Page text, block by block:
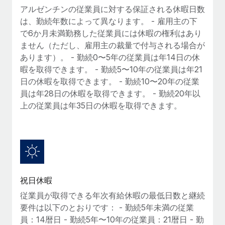
Compliance Watchtower
コンプライアンスリスクを先回りして対応
デバイス管理
ITデバイスを世界規模で提供・管理
法人設立
法令順守した法人をスピーディに設立
福利厚生
従業員の福利厚生を簡単に管理
Reverse Tech、契約社員管理と給与処理でRemote
と戦略的提携
Reverse Techの概要 健康とウェルネスのスタートアップである
Reverse...
詳細を見る
AIのパイオニアであるWeaviateは、Remoteを使
い、どのようにしてワークフォースを120%に増やした
詳細を見る
ブログ
グローバル給与処理
EORおよびPEO
契約社員管理
税務
ブログ
Remoteの製品アップデート：GustoとXeroの統合お
よびContractor Management Plus（契約社員管理
プラス）
Remoteの使命は、世界のどこにいても、あらゆる規模の企業が
アルゼンチンの従業員に対する保証される休暇日数
は、勤続年数によって異なります。 - 雇用主の下
で6か月未満勤務した従業員には休暇の権利はあり
ません（ただし、雇用主の裁量で付与される場合が
あります）。 - 勤続0〜5年の従業員は年14日の休
暇を取得できます。 - 勤続5〜10年の従業員は年21
日の休暇を取得できます。 - 勤続10〜20年の従業
員は年28日の休暇を取得できます。 - 勤続20年以
上の従業員は年35日の休暇を取得できます。
祝日休暇
従業員が取得できる年次有給休暇の最低日数と継続
要件は以下のとおりです： - 勤続5年未満の従業
員：14暦日 - 勤続5年〜10年の従業員：21暦日 - 勤